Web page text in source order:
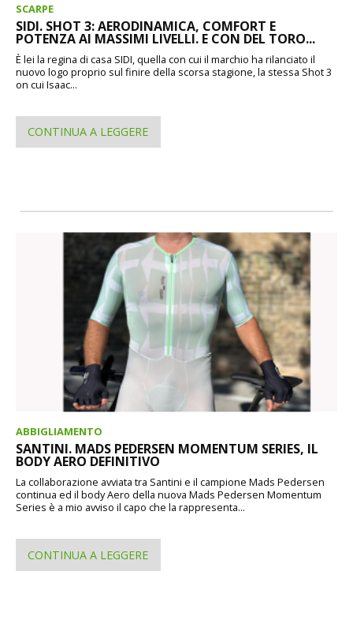
SCARPE
SIDI. SHOT 3: AERODINAMICA, COMFORT E
POTENZA AI MASSIMI LIVELLI. E CON DEL TORO...
È lei la regina di casa SIDI, quella con cui il marchio ha rilanciato il
nuovo logo proprio sul finire della scorsa stagione, la stessa Shot 3
on cui Isaac...
CONTINUA A LEGGERE
ABBIGLIAMENTO
SANTINI. MADS PEDERSEN MOMENTUM SERIES, IL
BODY AERO DEFINITIVO
La collaborazione avviata tra Santini e il campione Mads Pedersen
continua ed il body Aero della nuova Mads Pedersen Momentum
Series è a mio avviso il capo che la rappresenta...
CONTINUA A LEGGERE